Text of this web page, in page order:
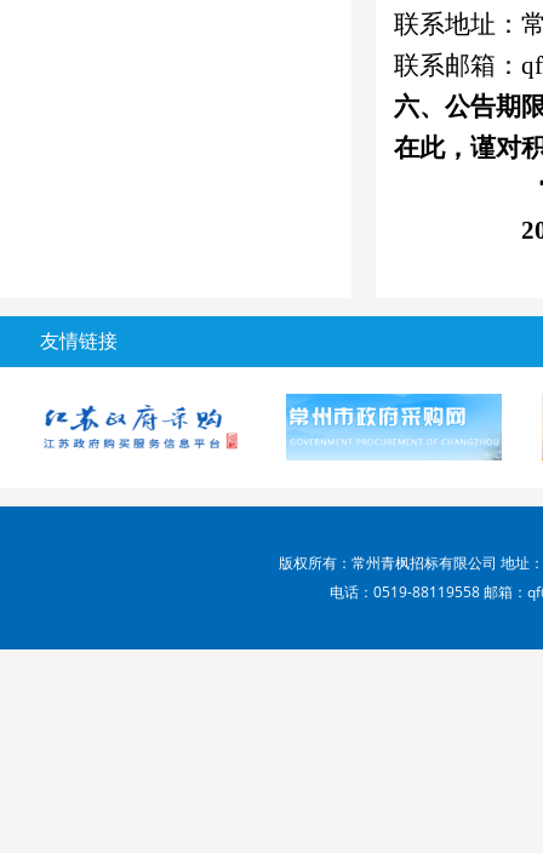
联系地址：
联系邮箱：
六、公告期
在此，谨对
常州青
友情链接
版权所有：常州青枫招标有限公司 地址
电话：0519-88119558 邮箱：